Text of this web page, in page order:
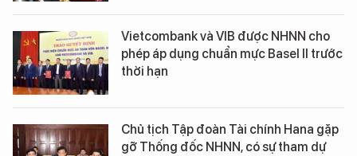
Vietcombank và VIB được NHNN cho
phép áp dụng chuẩn mực Basel II trước
thời hạn
Chủ tịch Tập đoàn Tài chính Hana gặp
gỡ Thống đốc NHNN, có sự tham dự